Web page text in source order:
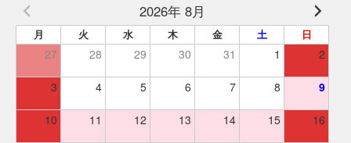
2026年 8月
月 火 水 木 金 土 日
27 28 29 30 31 1 2
3 4 5 6 7 8 9
10 11 12 13 14 15 16